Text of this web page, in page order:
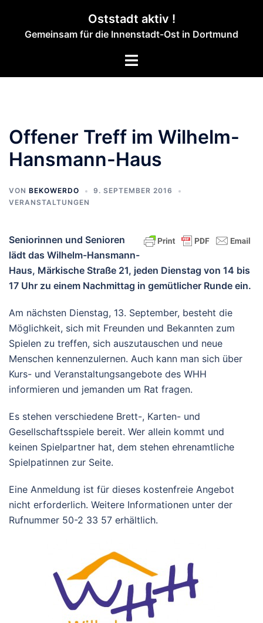
springen
Oststadt aktiv !
Gemeinsam für die Innenstadt-Ost in Dortmund
Menü
Offener Treff im Wilhelm-
Hansmann-Haus
VON BEKOWERDO
9. SEPTEMBER 2016
VERANSTALTUNGEN
Seniorinnen und Senioren
lädt das Wilhelm-Hansmann-
Haus, Märkische Straße 21, jeden Dienstag von 14 bis
17 Uhr zu einem Nachmittag in gemütlicher Runde ein.
Am nächsten Dienstag, 13. September, besteht die
Möglichkeit, sich mit Freunden und Bekannten zum
Spielen zu treffen, sich auszutauschen und neue
Menschen kennenzulernen. Auch kann man sich über
Kurs- und Veranstaltungsangebote des WHH
informieren und jemanden um Rat fragen.
Es stehen verschiedene Brett-, Karten- und
Gesellschaftsspiele bereit. Wer allein kommt und
keinen Spielpartner hat, dem stehen ehrenamtliche
Spielpatinnen zur Seite.
Eine Anmeldung ist für dieses kostenfreie Angebot
nicht erforderlich. Weitere Informationen unter der
Rufnummer 50-2 33 57 erhältlich.